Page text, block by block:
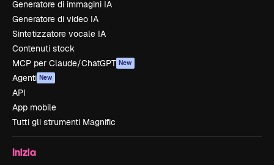
Generatore di immagini IA
Generatore di video IA
Sintetizzatore vocale IA
Contenuti stock
MCP per Claude/ChatGPT New
Agenti New
API
App mobile
Tutti gli strumenti Magnific
Inizia